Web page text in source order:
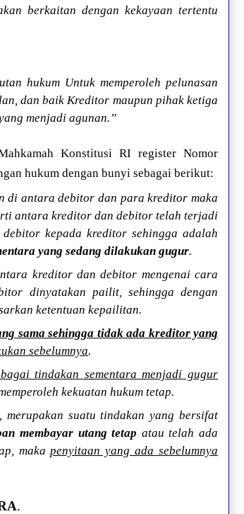
berkaitan dengan kekayaan tertentu
hukum Untuk memperoleh pelunasan
dan baik Kreditor maupun pihak ketiga
menjadi agunan.”
Konstitusi RI register Nomor
hukum dengan bunyi sebagai berikut:
di antara debitor dan para kreditor maka
antara kreditor dan debitor telah terjadi
kepada kreditor sehingga adalah
yang sedang dilakukan gugur.
kreditor dan debitor mengenai cara
dinyatakan pailit, sehingga dengan
ketentuan kepailitan.
sama sehingga tidak ada kreditor yang
sebelumnya.
tindakan sementara menjadi gugur
kekuatan hukum tetap.
merupakan suatu tindakan yang bersifat
membayar utang tetap atau telah ada
makapenyitaan yang ada sebelumnya
.